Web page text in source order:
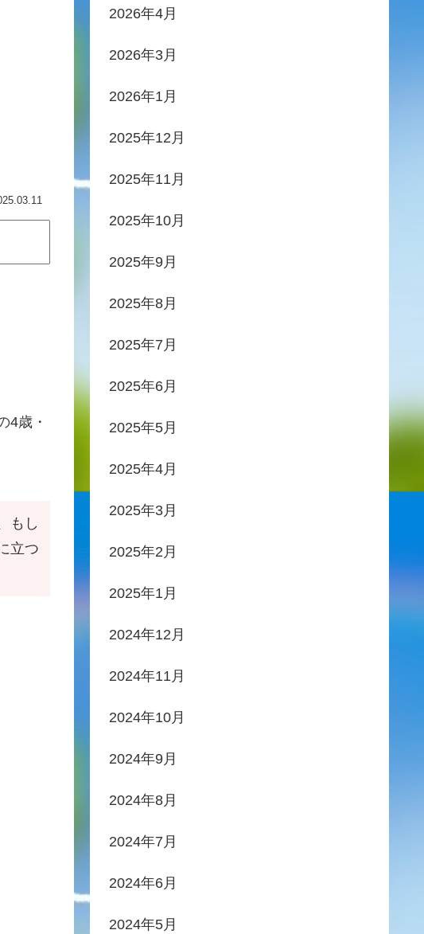
4歳・
もし
立つ
2026年4月
2026年3月
2026年1月
2025年12月
2025年11月
2025年10月
2025年9月
2025年8月
2025年7月
2025年6月
2025年5月
2025年4月
2025年3月
2025年2月
2025年1月
2024年12月
2024年11月
2024年10月
2024年9月
2024年8月
2024年7月
2024年6月
2024年5月